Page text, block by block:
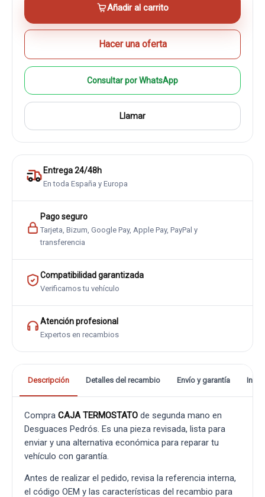
Añadir al carrito
Hacer una oferta
Consultar por WhatsApp
Llamar
Entrega 24/48h
En toda España y Europa
Pago seguro
Tarjeta, Bizum, Google Pay, Apple Pay, PayPal y
transferencia
Compatibilidad garantizada
Verificamos tu vehículo
Atención profesional
Expertos en recambios
Descripción Detalles del recambio Envío y garantía
Compra CAJA TERMOSTATO de segunda mano en
Desguaces Pedrós. Es una pieza revisada, lista para
enviar y una alternativa económica para reparar tu
vehículo con garantía.
Antes de realizar el pedido, revisa la referencia interna,
el código OEM y las características del recambio para